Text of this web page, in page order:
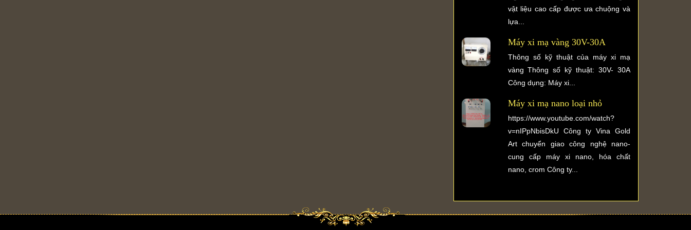
vật liệu cao cấp được ưa chuộng và
lựa...
Máy xi mạ vàng 30V-30A
Thông số kỹ thuật của máy xi mạ
vàng Thông số kỹ thuật: 30V- 30A
Công dụng: Máy xi...
Máy xi mạ nano loại nhỏ
https://www.youtube.com/watch?
v=nIPpNbisDkU Công ty Vina Gold
Art chuyển giao công nghệ nano-
cung cấp máy xi nano, hóa chất
nano, crom Công ty...